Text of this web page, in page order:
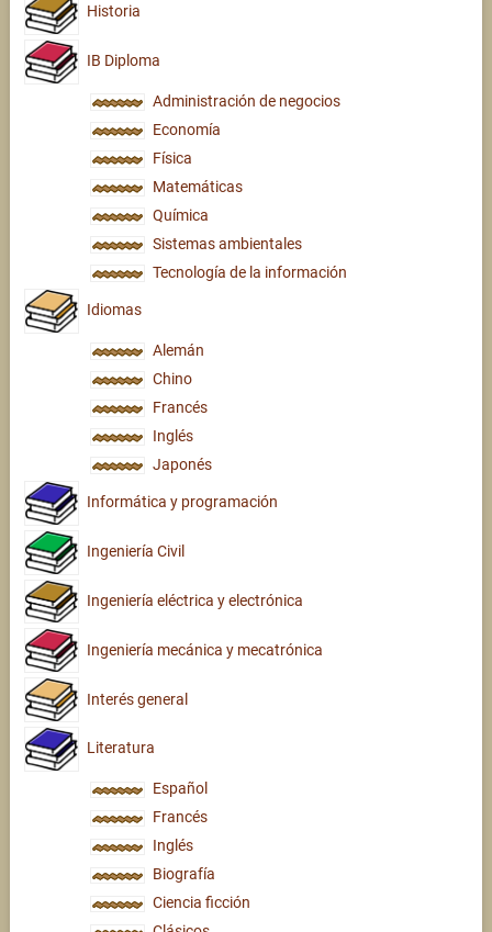
Historia
IB Diploma
Administración de negocios
Economía
Física
Matemáticas
Química
Sistemas ambientales
Tecnología de la información
Idiomas
Alemán
Chino
Francés
Inglés
Japonés
Informática y programación
Ingeniería Civil
Ingeniería eléctrica y electrónica
Ingeniería mecánica y mecatrónica
Interés general
Literatura
Español
Francés
Inglés
Biografía
Ciencia ficción